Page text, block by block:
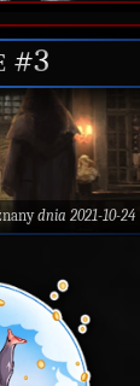
#3
dnia 2021-10-24